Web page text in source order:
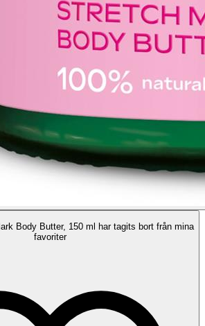
Body Butter, 150 ml har tagits bort från mina
favoriter